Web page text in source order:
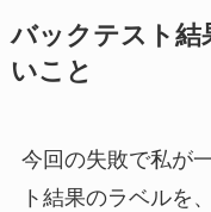
バックテスト結
いこと
今回の失敗で私が
ト結果のラベルを